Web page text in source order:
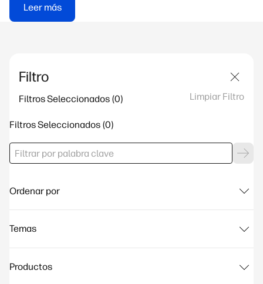
Leer más
Filtro
Filtros Seleccionados Limpiar Filtro
Filtros Seleccionados
Ordenar por
Temas
Productos